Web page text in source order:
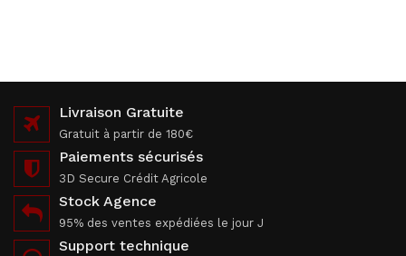
Livraison Gratuite
Gratuit à partir de 180€
Paiements sécurisés
3D Secure Crédit Agricole
Stock Agence
95% des ventes expédiées le jour J
Support technique